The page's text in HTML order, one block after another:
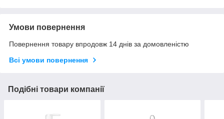
Умови повернення
Повернення товару впродовж 14 днів за домовленістю
Всі умови повернення
Подібні товари компанії